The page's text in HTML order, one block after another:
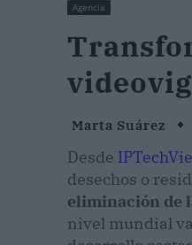
Agencia
Marta Suárez
Desde
desechos o
eliminación de
nivel mundial